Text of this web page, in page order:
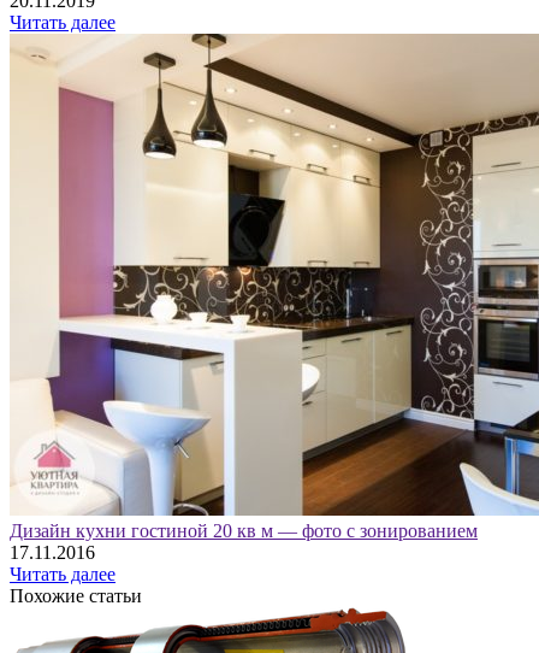
Читать далее
Дизайн кухни гостиной 20 кв м — фото с зонированием
17.11.2016
Читать далее
Похожие статьи